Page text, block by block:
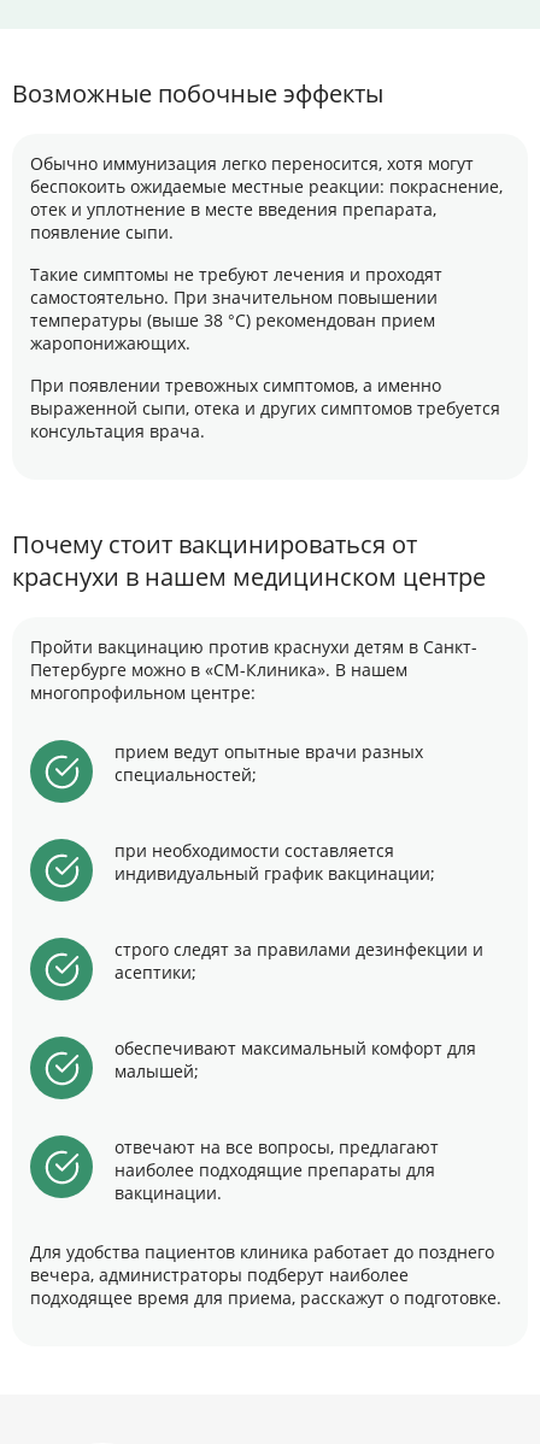
Возможные побочные эффекты
Обычно иммунизация легко переносится, хотя могут
беспокоить ожидаемые местные реакции: покраснение,
отек и уплотнение в месте введения препарата,
появление сыпи.
Такие симптомы не требуют лечения и проходят
самостоятельно. При значительном повышении
температуры (выше 38 °С) рекомендован прием
жаропонижающих.
При появлении тревожных симптомов, а именно
выраженной сыпи, отека и других симптомов требуется
консультация врача.
Почему стоит вакцинироваться от
краснухи в нашем медицинском центре
Пройти вакцинацию против краснухи детям в Санкт-
Петербурге можно в «СМ-Клиника». В нашем
многопрофильном центре:
прием ведут опытные врачи разных
специальностей;
при необходимости составляется
индивидуальный график вакцинации;
строго следят за правилами дезинфекции и
асептики;
обеспечивают максимальный комфорт для
малышей;
отвечают на все вопросы, предлагают
наиболее подходящие препараты для
вакцинации.
Для удобства пациентов клиника работает до позднего
вечера, администраторы подберут наиболее
подходящее время для приема, расскажут о подготовке.